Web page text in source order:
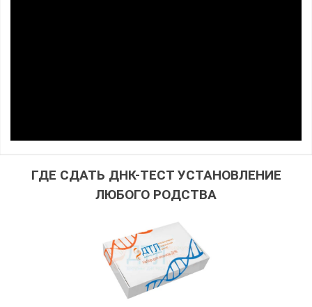
ГДЕ СДАТЬ ДНК-ТЕСТ УСТАНОВЛЕНИЕ
ЛЮБОГО РОДСТВА